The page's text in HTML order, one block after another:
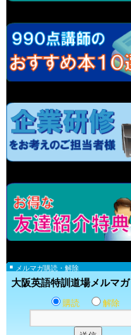
メルマガ購読・解除
大阪英語特訓道場メルマガ
購読 解除